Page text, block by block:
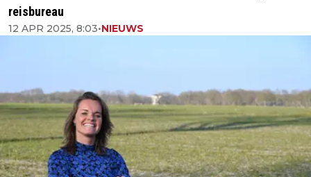
reisbureau
12 APR 2025, 8:03•NIEUWS